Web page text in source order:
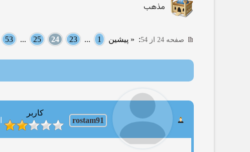
مذهب
صفحه 24 از 54 : « پیشین 1
...
23
24
25
...
53
rostam91
کاربر